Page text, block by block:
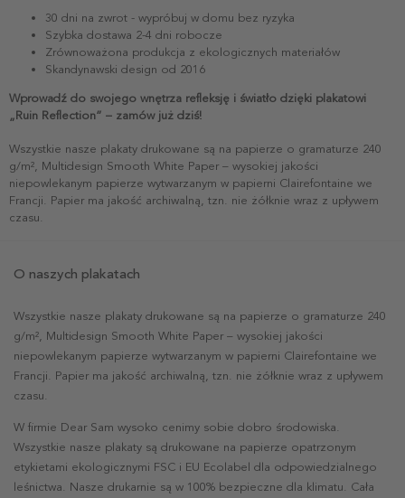
30 dni na zwrot - wypróbuj w domu bez ryzyka
Szybka dostawa 2-4 dni robocze
Zrównoważona produkcja z ekologicznych materiałów
Skandynawski design od 2016
Wprowadź do swojego wnętrza refleksję i światło dzięki plakatowi
„Ruin Reflection” – zamów już dziś!
Wszystkie nasze plakaty drukowane są na papierze o gramaturze 240
g/m², Multidesign Smooth White Paper – wysokiej jakości
niepowlekanym papierze wytwarzanym w papierni Clairefontaine we
Francji. Papier ma jakość archiwalną, tzn. nie żółknie wraz z upływem
czasu.
O naszych plakatach
Wszystkie nasze plakaty drukowane są na papierze o gramaturze 240
g/m², Multidesign Smooth White Paper – wysokiej jakości
niepowlekanym papierze wytwarzanym w papierni Clairefontaine we
Francji. Papier ma jakość archiwalną, tzn. nie żółknie wraz z upływem
czasu.
W firmie Dear Sam wysoko cenimy sobie dobro środowiska.
Wszystkie nasze plakaty są drukowane na papierze opatrzonym
etykietami ekologicznymi FSC i EU Ecolabel dla odpowiedzialnego
leśnictwa. Nasze drukarnie są w 100% bezpieczne dla klimatu. Cała